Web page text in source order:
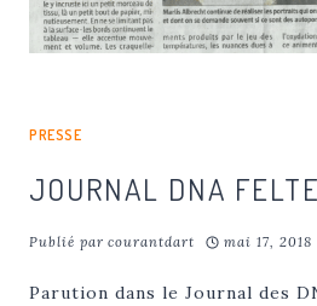
PRESSE
JOURNAL DNA
Publié par courantdart mai 17, 2018
Parution dans le Journal des